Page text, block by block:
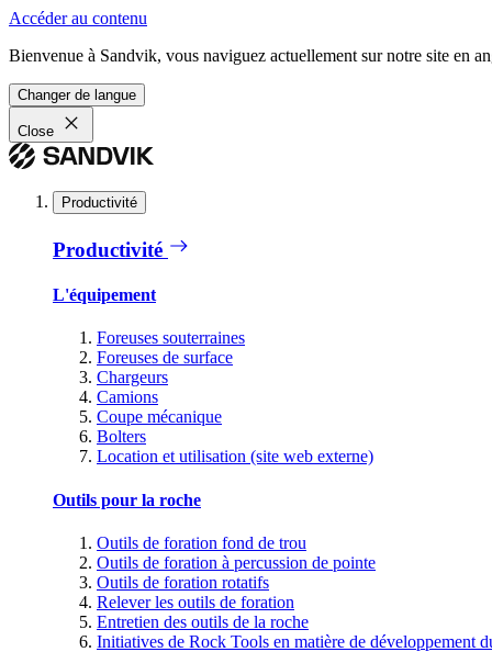
Accéder au contenu
Bienvenue à Sandvik, vous naviguez actuellement sur notre site en
Changer de langue
Close
Productivité
Productivité
L'équipement
Foreuses souterraines
Foreuses de surface
Chargeurs
Camions
Coupe mécanique
Bolters
Location et utilisation (site web externe)
Outils pour la roche
Outils de foration fond de trou
Outils de foration à percussion de pointe
Outils de foration rotatifs
Relever les outils de foration
Entretien des outils de la roche
Initiatives de Rock Tools en matière de développement